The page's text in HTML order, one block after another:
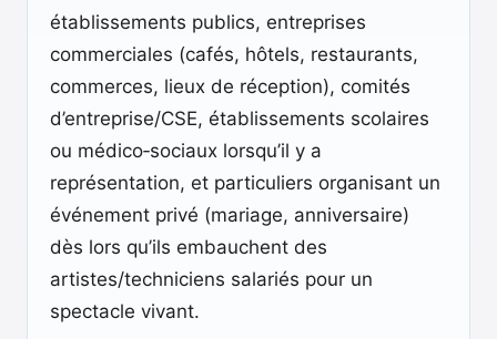
établissements publics, entreprises
commerciales (cafés, hôtels, restaurants,
commerces, lieux de réception), comités
d’entreprise/CSE, établissements scolaires
ou médico‑sociaux lorsqu’il y a
représentation, et particuliers organisant un
événement privé (mariage, anniversaire)
dès lors qu’ils embauchent des
artistes/techniciens salariés pour un
spectacle vivant.